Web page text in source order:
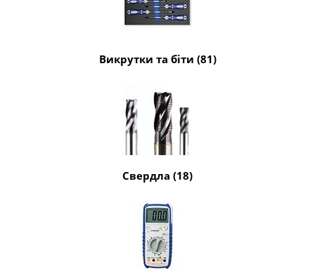
Викрутки та біти (81)
Свердла (18)